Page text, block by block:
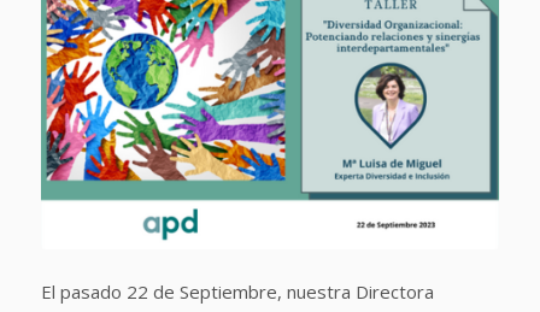
El pasado 22 de Septiembre, nuestra Directora